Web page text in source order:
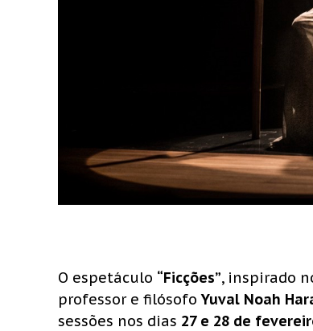
O espetáculo “Ficções”, inspirado
professor e filósofoYuval Noah
sessões nos dias 27 e 28 de